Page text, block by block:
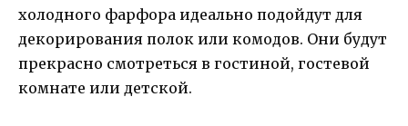
холодного фарфора идеально подойдут для
декорирования полок или комодов. Они будут
прекрасно смотреться в гостиной, гостевой
комнате или детской.